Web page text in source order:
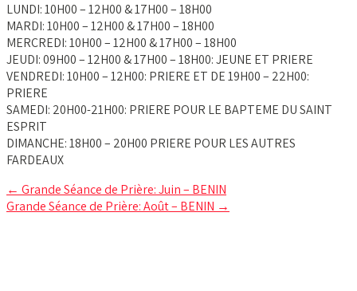
LUNDI: 10H00 – 12H00 & 17H00 – 18H00
MARDI: 10H00 – 12H00 & 17H00 – 18H00
MERCREDI: 10H00 – 12H00 & 17H00 – 18H00
JEUDI: 09H00 – 12H00 & 17H00 – 18H00: JEUNE ET PRIERE
VENDREDI: 10H00 – 12H00: PRIERE ET DE 19H00 – 22H00:
PRIERE
SAMEDI: 20H00-21H00: PRIERE POUR LE BAPTEME DU SAINT
ESPRIT
DIMANCHE: 18H00 – 20H00 PRIERE POUR LES AUTRES
FARDEAUX
Post
navigation
← Grande Séance de Prière: Juin – BENIN
Grande Séance de Prière: Août – BENIN →